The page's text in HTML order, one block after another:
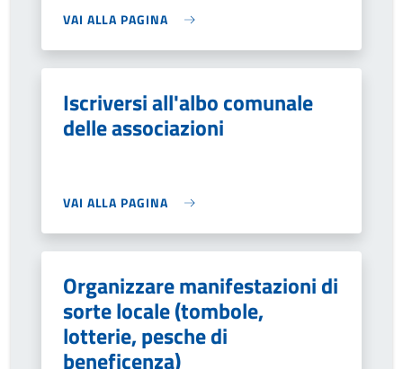
VAI ALLA PAGINA
Iscriversi all'albo comunale
delle associazioni
VAI ALLA PAGINA
Organizzare manifestazioni di
sorte locale (tombole,
lotterie, pesche di
beneficenza)